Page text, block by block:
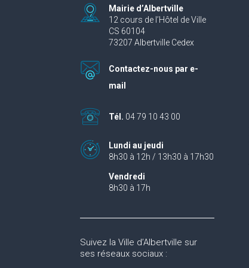
Mairie d’Albertville
12 cours de l’Hôtel de Ville
CS 60104
73207 Albertville Cedex
Contactez-nous par e-
mail
Tél. 04 79 10 43 00
Lundi au jeudi
8h30 à 12h / 13h30 à 17h30
Vendredi
8h30 à 17h
Suivez la Ville d’Albertville sur
ses réseaux sociaux :